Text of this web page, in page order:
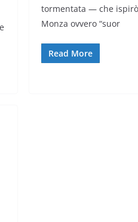
tormentata — che
Monza ovvero “suor
Read More